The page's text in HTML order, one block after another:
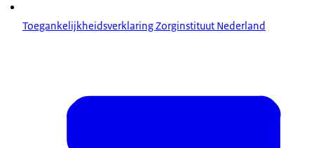
Toegankelijkheidsverklaring Zorginstituut Nederland